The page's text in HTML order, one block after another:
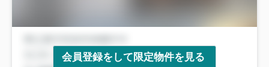
会員登録をして限定物件を見る